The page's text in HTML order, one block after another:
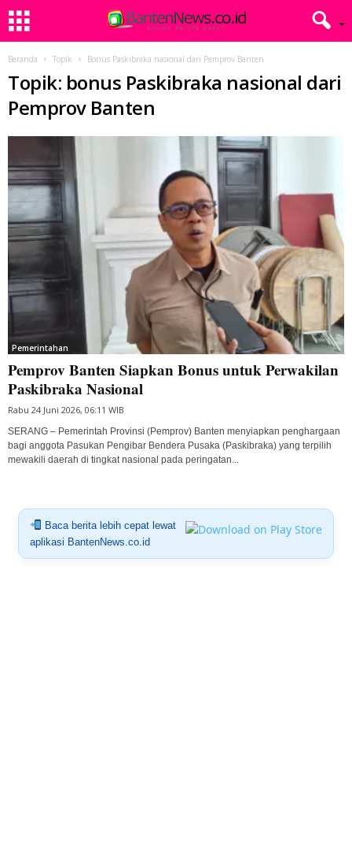
Beranda Topik Bonus Paskibraka nasional dari Pemprov Banten
Topik: bonus Paskibraka nasional dari
Pemprov Banten
Pemerintahan
Pemprov Banten Siapkan Bonus untuk Perwakilan
Paskibraka Nasional
Rabu 24 Juni 2026, 06:11 WIB
SERANG – Pemerintah Provinsi (Pemprov) Banten menyiapkan penghargaan
bagi anggota Pasukan Pengibar Bendera Pusaka (Paskibraka) yang terpilih
mewakili daerah di tingkat nasional pada peringatan...
Baca berita lebih cepat lewat
aplikasi BantenNews.co.id